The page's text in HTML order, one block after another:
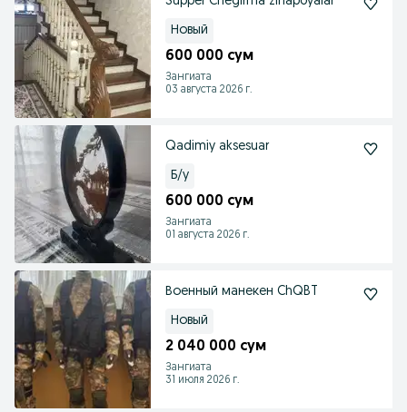
Новый
600 000 сум
Зангиата
03 августа 2026 г.
Qadimiy aksesuar
Б/у
600 000 сум
Зангиата
01 августа 2026 г.
Военный манекен ChQBT
Новый
2 040 000 сум
Зангиата
31 июля 2026 г.